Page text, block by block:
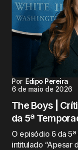
Por Edipo Pereira
6 de maio de 2026
The Boys |
da 5ª
O episódio 6 da
intitulado “Apesar